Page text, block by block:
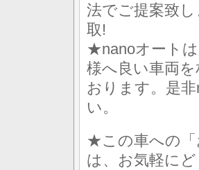
法でご提案致
取!
★nanoオート
様へ良い車両
おります。是
い。
★この車への「
は、お気軽に